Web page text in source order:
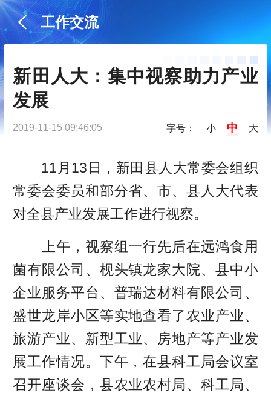
工作交流
新田人大：集中视察助力产业
发展
2019-11-15 09:46:05 字号： 小 中 大
11月13日，新田县人大常委会组织
常委会委员和部分省、市、县人大代表
对全县产业发展工作进行视察。
上午，视察组一行先后在远鸿食用
菌有限公司、枧头镇龙家大院、县中小
企业服务平台、普瑞达材料有限公司、
盛世龙岸小区等实地查看了农业产业、
旅游产业、新型工业、房地产等产业发
展工作情况。下午，在县科工局会议室
召开座谈会，县农业农村局、科工局、